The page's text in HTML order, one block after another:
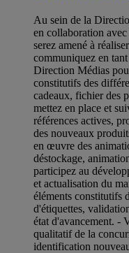
Au sein de la
en collaboration
serez amené à
communiquez en
Direction Médias
constitutifs des
cadeaux, fichier des
mettez en place et
références actives,
des nouveaux
en œuvre des
déstockage,
participez au
et actualisation du
éléments constitutifs
d'étiquettes,
état d'avancement. -
qualitatif de la
identification